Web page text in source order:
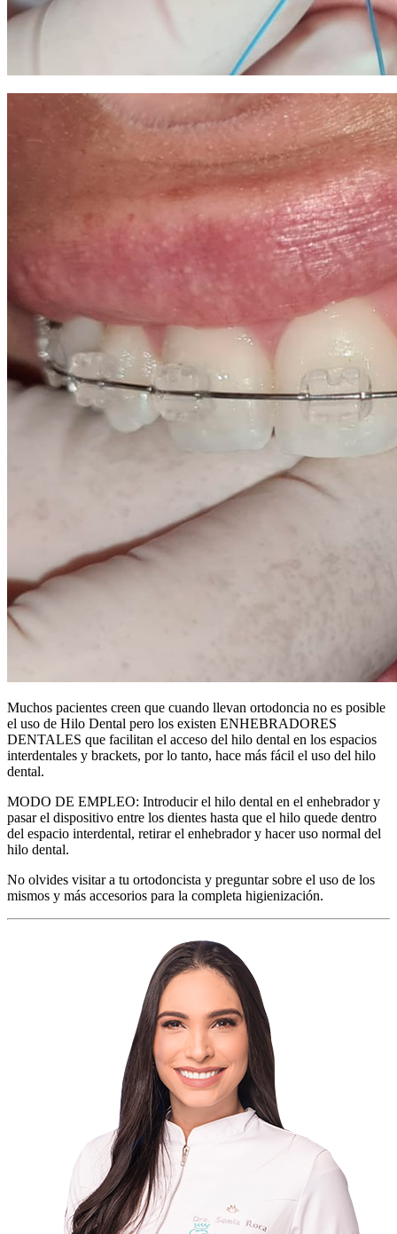
Muchos pacientes creen que cuando llevan ortodoncia no es posible
el uso de Hilo Dental pero los existen ENHEBRADORES
DENTALES que facilitan el acceso del hilo dental en los espacios
interdentales y brackets, por lo tanto, hace más fácil el uso del hilo
dental.
MODO DE EMPLEO: Introducir el hilo dental en el enhebrador y
pasar el dispositivo entre los dientes hasta que el hilo quede dentro
del espacio interdental, retirar el enhebrador y hacer uso normal del
hilo dental.
No olvides visitar a tu ortodoncista y preguntar sobre el uso de los
mismos y más accesorios para la completa higienización.